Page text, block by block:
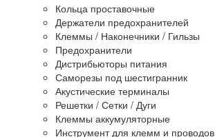
Кольца проставочные
Держатели предохранителей
Клеммы / Наконечники / Гильзы
Предохранители
Дистрибьюторы питания
Саморезы под шестигранник
Акустические терминалы
Решетки / Сетки / Дуги
Клеммы аккумуляторные
Инструмент для клемм и проводов